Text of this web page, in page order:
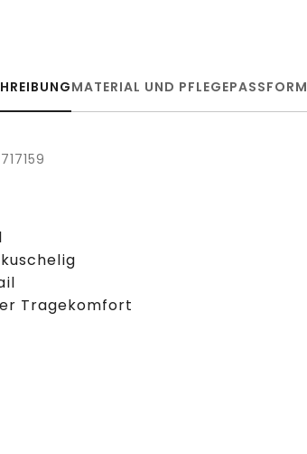
MATERIAL UND PFLEGEPASSFORM
Tragekomfort